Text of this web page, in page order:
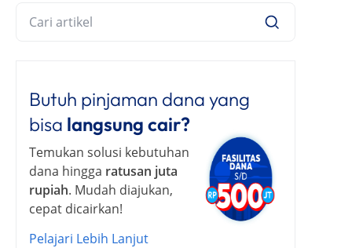
Butuh pinjaman dana yang
bisa langsung cair?
Temukan solusi kebutuhan
dana hingga ratusan juta
rupiah. Mudah diajukan,
cepat dicairkan!
Pelajari Lebih Lanjut